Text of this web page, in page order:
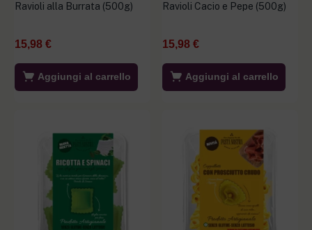
Ravioli alla Burrata (500g)
15,98 €
Aggiungi al carrello
Ravioli Cacio e Pepe (500g)
15,98 €
Aggiungi al carrello